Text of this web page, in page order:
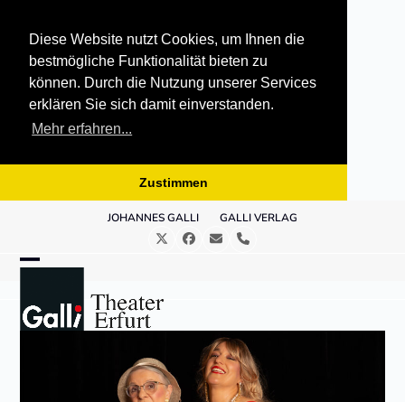
Diese Website nutzt Cookies, um Ihnen die
bestmögliche Funktionalität bieten zu
können. Durch die Nutzung unserer Services
erklären Sie sich damit einverstanden.
Mehr erfahren...
Zustimmen
JOHANNES GALLI GALLI VERLAG
TwitterFacebook
E- Telefon
mobile
menu
mobile
menu